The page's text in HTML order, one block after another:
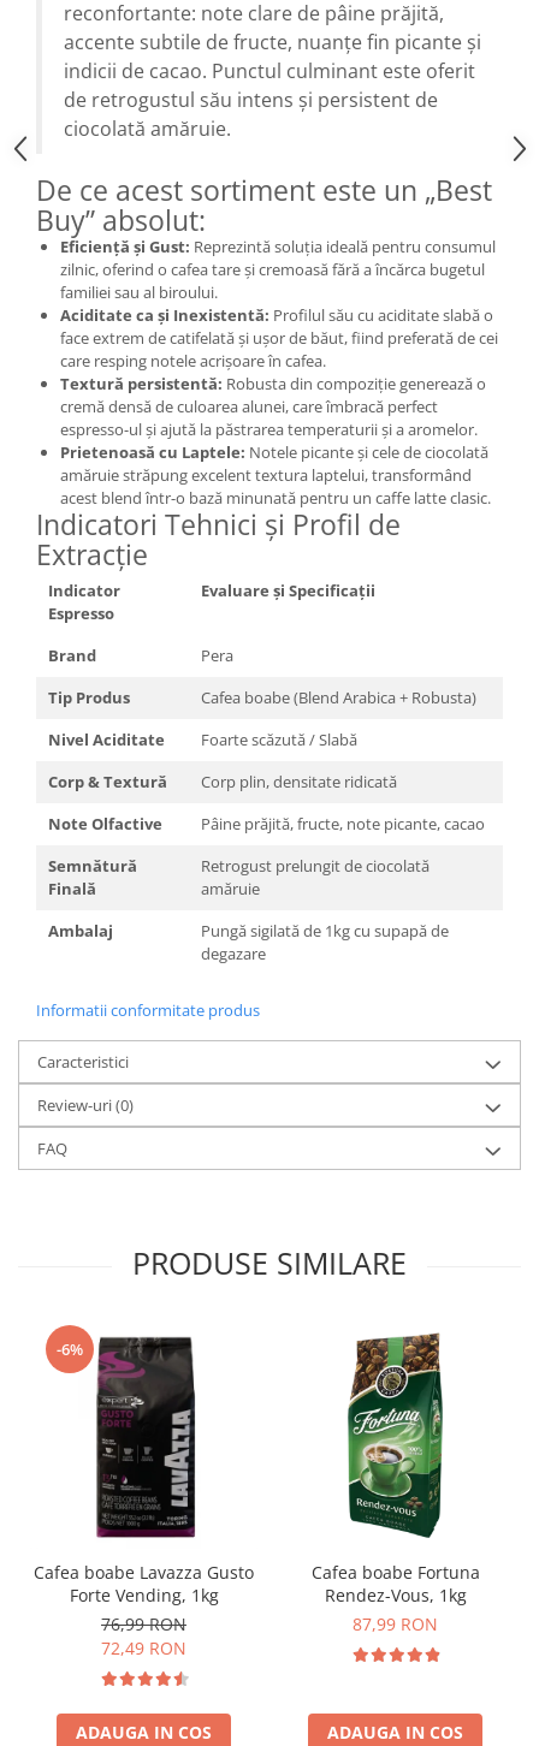
reconfortante: note clare de pâine prăjită,
accente subtile de fructe, nuanțe fin picante și
indicii de cacao. Punctul culminant este oferit
de retrogustul său intens și persistent de
ciocolată amăruie.
De ce acest sortiment este un „Best
Buy” absolut:
Eficiență și Gust: Reprezintă soluția ideală pentru consumul
zilnic, oferind o cafea tare și cremoasă fără a încărca bugetul
familiei sau al biroului.
Aciditate ca și Inexistentă: Profilul său cu aciditate slabă o
face extrem de catifelată și ușor de băut, fiind preferată de cei
care resping notele acrișoare în cafea.
Textură persistentă: Robusta din compoziție generează o
cremă densă de culoarea alunei, care îmbracă perfect
espresso-ul și ajută la păstrarea temperaturii și a aromelor.
Prietenoasă cu Laptele: Notele picante și cele de ciocolată
amăruie străpung excelent textura laptelui, transformând
acest blend într-o bază minunată pentru un caffe latte clasic.
Indicatori Tehnici și Profil de
Extracție
Indicator
Espresso
Evaluare și Specificații
Brand
Pera
Tip Produs
Cafea boabe (Blend Arabica + Robusta)
Nivel Aciditate
Foarte scăzută / Slabă
Corp & Textură
Corp plin, densitate ridicată
Note Olfactive
Pâine prăjită, fructe, note picante, cacao
Semnătură
Finală
Retrogust prelungit de ciocolată
amăruie
Ambalaj
Pungă sigilată de 1kg cu supapă de
degazare
Informatii conformitate produs
Caracteristici
Review-uri(0)
FAQ
PRODUSE SIMILARE
-6%
Cafea boabe Lavazza Gusto
Forte Vending, 1kg
76,99 RON
72,49 RON
ADAUGA IN COS
Cafea boabe Fortuna
Rendez-Vous, 1kg
87,99 RON
ADAUGA IN COS